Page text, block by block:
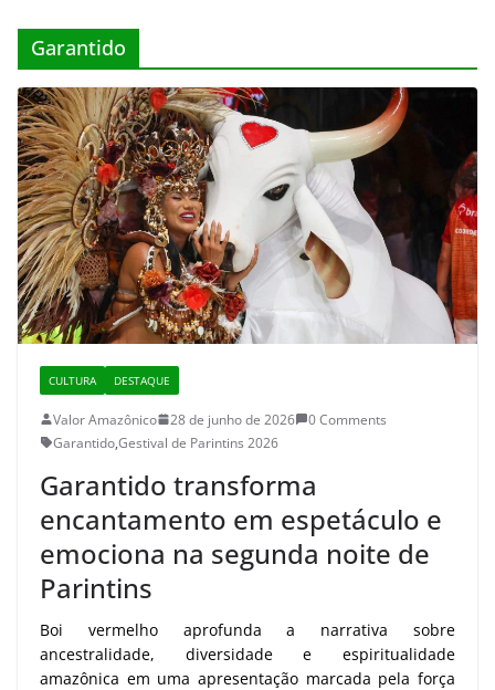
Garantido
CULTURA DESTAQUE
Valor Amazônico 28 de junho de 2026
0 Comments
Garantido,Gestival de Parintins 2026
Garantido transforma
encantamento em espetáculo e
emociona na segunda noite de
Parintins
Boi vermelho aprofunda a narrativa sobre
ancestralidade, diversidade e espiritualidade
amazônica em uma apresentação marcada pela força